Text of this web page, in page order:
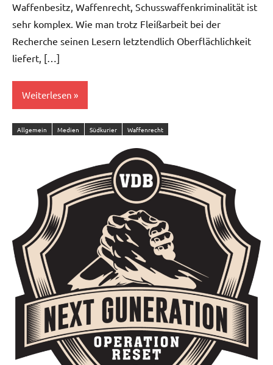
Waffenbesitz, Waffenrecht, Schusswaffenkriminalität ist
sehr komplex. Wie man trotz Fleißarbeit bei der
Recherche seinen Lesern letztendlich Oberflächlichkeit
liefert, […]
Weiterlesen
Allgemein Medien Südkurier Waffenrecht